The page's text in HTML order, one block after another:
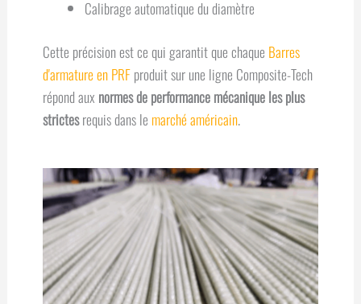
Calibrage automatique du diamètre
Cette précision est ce qui garantit que chaque Barres
d'armature en PRFproduit sur une ligne Composite-Tech
répond aux normes de performance mécanique les plus
strictesrequis dans le marché américain.